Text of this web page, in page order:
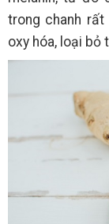
trong chanh rất
oxy hóa, loại bỏ